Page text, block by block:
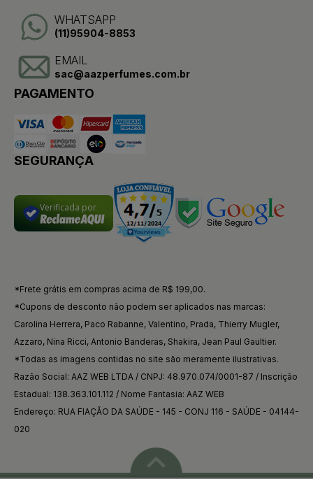
WHATSAPP
(11)95904-8853
EMAIL
sac@aazperfumes.com.br
PAGAMENTO
SEGURANÇA
Verificada por
*Frete grátis em compras acima de R$ 199,00.
*Cupons de desconto não podem ser aplicados nas marcas:
Carolina Herrera, Paco Rabanne, Valentino, Prada, Thierry Mugler,
Azzaro, Nina Ricci, Antonio Banderas, Shakira, Jean Paul Gaultier.
*Todas as imagens contidas no site são meramente ilustrativas.
Razão Social: AAZ WEB LTDA / CNPJ: 48.970.074/0001-87 / Inscrição
Estadual: 138.363.101.112 / Nome Fantasia: AAZ WEB
Endereço: RUA FIAÇÃO DA SAÚDE - 145 - CONJ 116 - SAÚDE - 04144-
020